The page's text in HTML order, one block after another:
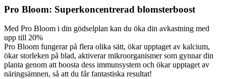
Pro Bloom: Superkoncentrerad blomsterboost
Med Pro Bloom i din gödselplan kan du öka din avkastning med
upp till 20%
Pro Bloom fungerar på flera olika sätt, ökar upptaget av kalcium,
ökar storleken på blad, aktiverar mikroorganismer som gynnar din
planta genom att boosta dess immunsystem och ökar upptaget av
näringsämnen, så att du får fantastiska resultat!